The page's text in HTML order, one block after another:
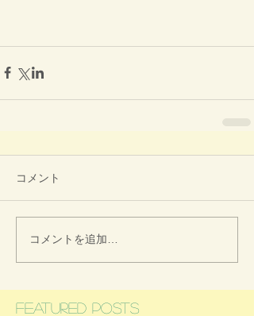
コメント
コメントを追加…
Featured Posts